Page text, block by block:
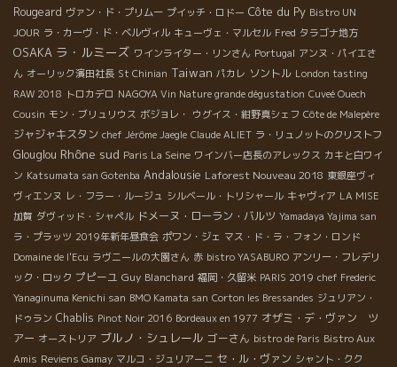
Rougeard ヴァン・ド・プリムー プイッチ・ロドー Côte du Py Bistro UN
JOUR ラ・カーヴ・ド・ベルヴィル キューヴェ・マルセル Fred タラゴナ地方
OSAKA ラ・ルミーズ ワインライター・リンさん Portugal アンヌ・パイエさ
ん オーリック濱田社長 St Chinian Taiwan パカレ ソントル London tasting
RAW 2018 トロカデロ NAGOYA Vin Nature grande dégustation Cuveé Ouech
Cousin モン・ブリュリウス ボジョレ・ ウグイス・紺野真シェフ Côte de Malepère
ジャジャキスタン chef Jérôme Jaegle Claude ALIET ラ・リュノットのクリストフ
Glouglou Rhône sud Paris La Seine ワインバー店長のアレックス カキと白ワイ
ン Katsumata san Gotenba Andalousie Laforest Nouveau 2018 東銀座ヴィ
ヴィエンヌ レ・フラー・ルージュ シルベール・トリシャール キャヴィア LA MISE
加賀 ダヴィッド・シャペル ドメーヌ・ローラン・バルツ Yamadaya Yajima san
ラ・プラッツ 2019年新年昼食会 ポワン・ジェ マス・ド・ラ・フォン・ロンド
Domaine de l'Ecu ラヴニールの大園さん 赤 bistro YASABURO アンリー・フレデリ
ック・ロック プピーユ Guy Blanchard 福岡・久留米 PARIS 2019 chef Frederic
Yanaginuma Kenichi san BMO Kamata san Corton les Bressandes ジュリアン・
ドゥラン Chablis Pinot Noir 2016 Bordeaux en 1977 オザミ・デ・ヴァン ツ
アー オーストリア ブルノ・シュレール ゴーさん bistro de Paris Bistro Aux
Amis Reviens Gamay マルコ・ジュリアーニ セ・ル・ヴァン シャント・クク